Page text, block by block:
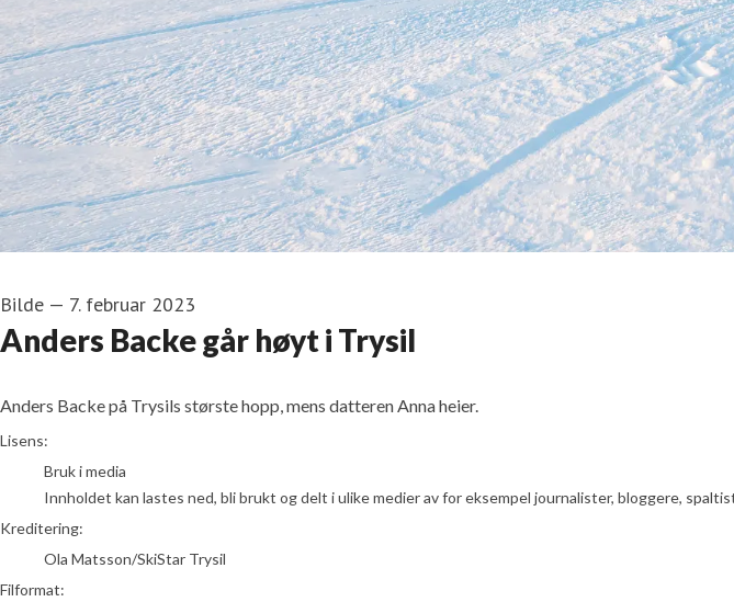
Bilde — 7. februar 2023
Anders Backe går høyt i Trysil
Anders Backe på Trysils største hopp, mens datteren Anna heier.
Ola Matsson/SkiStar Trysil
Lisens:
Bruk i media
Innholdet kan lastes ned, bli brukt og delt i ulike medier av for eksempel journalister, bloggere,
Kreditering:
Ola Matsson/SkiStar Trysil
Filformat: